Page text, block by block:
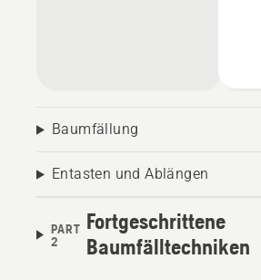
Baumfällung
Entasten und Ablängen
PART
2
Fortgeschrittene
Baumfälltechniken